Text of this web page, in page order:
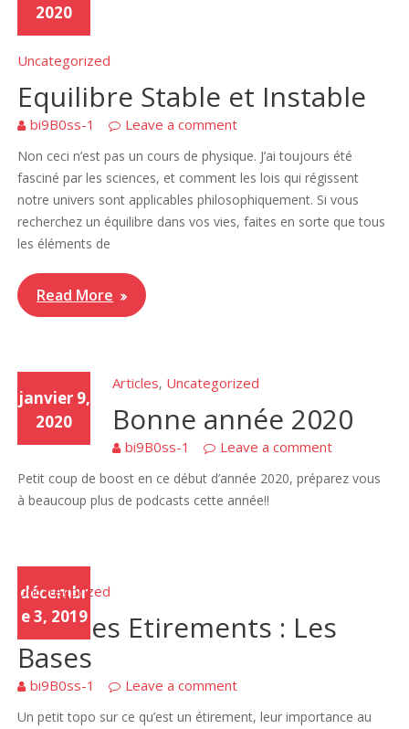
2020
Uncategorized
Equilibre Stable et Instable
bi9B0ss-1 Leave a comment
Non ceci n’est pas un cours de physique. J’ai toujours été
fasciné par les sciences, et comment les lois qui régissent
notre univers sont applicables philosophiquement. Si vous
recherchez un équilibre dans vos vies, faites en sorte que tous
les éléments de
Read More
janvier 9,
2020
Articles, Uncategorized
Bonne année 2020
bi9B0ss-1 Leave a comment
Petit coup de boost en ce début d’année 2020, préparez vous
à beaucoup plus de podcasts cette année!!
décembr
e 3, 2019
Uncategorized
23 – Les Etirements : Les
Bases
bi9B0ss-1 Leave a comment
Un petit topo sur ce qu’est un étirement, leur importance au